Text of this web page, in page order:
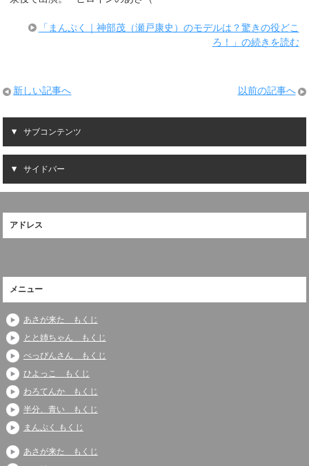
「まんぷく｜神部茂（瀬戸康史）のモデルは？驚きの役どこ
ろ！」の続きを読む
以前の記事へ
新しい記事へ
サブコンテンツ
サイドバー
アドレス
メニュー
あさが来た もくじ
とと姉ちゃん もくじ
べっぴんさん もくじ
ひよっこ もくじ
わろてんか もくじ
半分、青い もくじ
まんぷく もくじ
あさが来た もくじ